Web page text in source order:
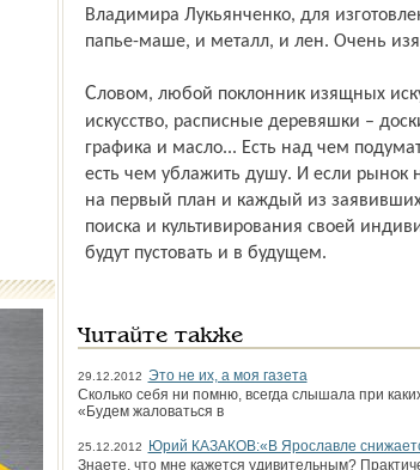
Владимира Лукьянченко, для
папье-маше, и металл, и лен. Очень
Словом, любой поклонник изящных искусств не останется в минусе. Ювелирное
искусство, расписные деревяшки –
графика и масло... Есть над чем
есть чем ублажить душу. И если рынок
на первый план и каждый из
поиска и культивирования своей
будут пустовать и в будущем.
Читайте также
29.12.2012 Это не их, а моя газета
Сколько себя ни помню, всегда слышала при
«Будем жаловаться в
25.12.2012
Юрий КАЗАКОВ:«В Ярославле
Знаете, что мне кажется удивительным?